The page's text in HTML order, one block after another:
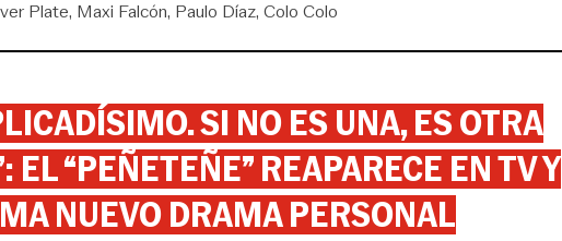
Plate Maxi Falcón Paulo Díaz Colo Colo
SI NO ES UNA, ES OTRA
EL “PEÑETEÑE” REAPARECE EN TV Y
NUEVO DRAMA PERSONAL